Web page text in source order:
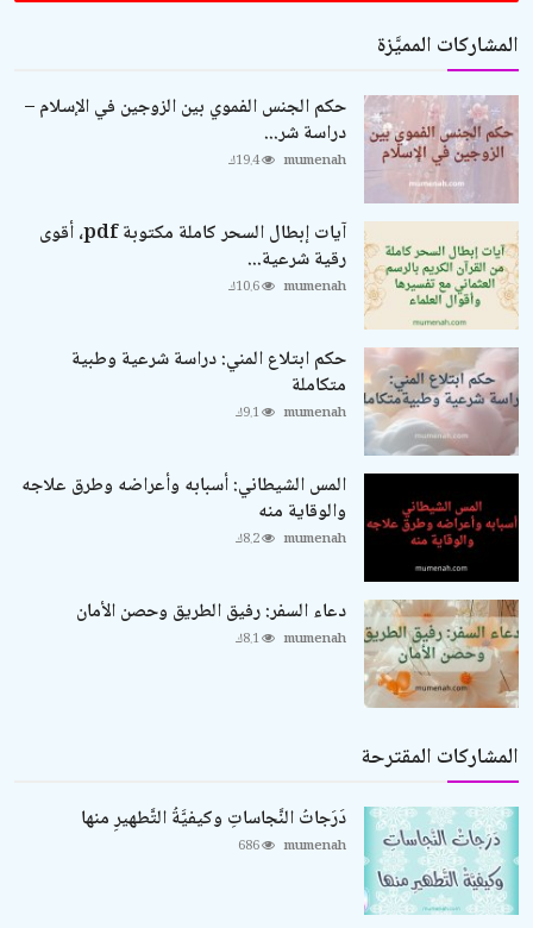
المشاركات المميَّزة
حكم الجنس الفموي بين الزوجين في الإسلام –
دراسة شر...
mumenah 19.4ك
آيات إبطال السحر كاملة مكتوبة pdf، أقوى
رقية شرعية...
mumenah
حكم ابتلاع المني: دراسة شرعية وطبية
متكاملة
mumenah
المس الشيطاني: أسبابه وأعراضه وطرق علاجه
والوقاية منه
mumenah
دعاء السفر: رفيق الطريق وحصن الأمان
mumenah
المشاركات المقترحة
دَرَجاتُ النَّجاساتِ وكيفيَّةُ التَّطهيرِ منها
mumenah